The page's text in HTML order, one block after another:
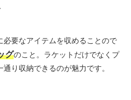
必要なアイテムを収めることので
グのこと。ラケットだけでなくプ
り収納できるのが魅力です。